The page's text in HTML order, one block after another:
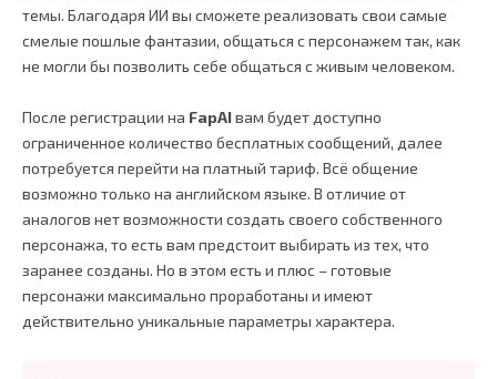
темы. Благодаря ИИ вы сможете реализовать свои самые
смелые пошлые фантазии, общаться с персонажем так, как
не могли бы позволить себе общаться с живым человеком.
После регистрации на FapAIвам будет доступно
ограниченное количество бесплатных сообщений, далее
потребуется перейти на платный тариф. Всё общение
возможно только на английском языке. В отличие от
аналогов нет возможности создать своего собственного
персонажа, то есть вам предстоит выбирать из тех, что
заранее созданы. Но в этом есть и плюс – готовые
персонажи максимально проработаны и имеют
действительно уникальные параметры характера.